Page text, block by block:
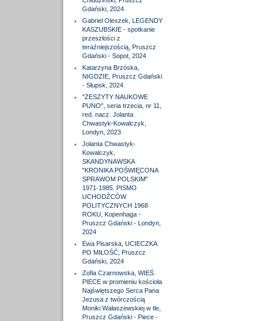
Gdański, 2024
Gabriel Oleszek, LEGENDY
KASZUBSKIE - spotkanie
przeszłości z
teraźniejszością, Pruszcz
Gdański - Sopot, 2024
Katarzyna Brzóska,
NIGDZIE, Pruszcz Gdański
- Słupsk, 2024
"ZESZYTY NAUKOWE
PUNO", seria trzecia, nr 11,
red. nacz. Jolanta
Chwastyk-Kowalczyk,
Londyn, 2023
Jolanta Chwastyk-
Kowalczyk,
SKANDYNAWSKA
"KRONIKA POŚWIĘCONA
SPRAWOM POLSKIM"
1971-1985. PISMO
UCHODŹCÓW
POLITYCZNYCH 1968
ROKU, Kopenhaga -
Pruszcz Gdański - Londyn,
2024
Ewa Pisarska, UCIECZKA
PO MIŁOŚĆ, Pruszcz
Gdański, 2024
Zofia Czarnowska, WIEŚ
PIECE w promieniu kościoła
Najświętszego Serca Pana
Jezusa z twórczością
Moniki Wałaszewskiej w tle,
Pruszcz Gdański - Piece -